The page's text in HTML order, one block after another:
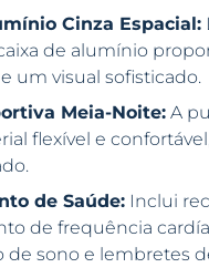
Cinza Espacial:
de alumínio
um visual sofisticado.
Meia-Noite: A
flexível e
de Saúde: Inclui
de frequência
de sono e lembretes